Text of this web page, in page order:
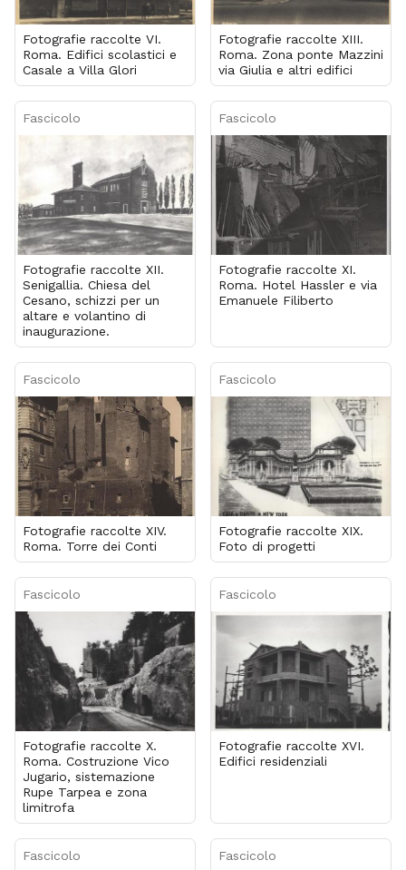
Fotografie raccolte VI.
Roma. Edifici scolastici e
Casale a Villa Glori
Fotografie raccolte XIII.
Roma. Zona ponte Mazzini
via Giulia e altri edifici
Fascicolo
Fotografie raccolte XII.
Senigallia. Chiesa del
Cesano, schizzi per un
altare e volantino di
inaugurazione.
Fascicolo
Fotografie raccolte XI.
Roma. Hotel Hassler e via
Emanuele Filiberto
Fascicolo
Fotografie raccolte XIV.
Roma. Torre dei Conti
Fascicolo
Fotografie raccolte XIX.
Foto di progetti
Fascicolo
Fotografie raccolte X.
Roma. Costruzione Vico
Jugario, sistemazione
Rupe Tarpea e zona
limitrofa
Fascicolo
Fotografie raccolte XVI.
Edifici residenziali
Fascicolo Fascicolo